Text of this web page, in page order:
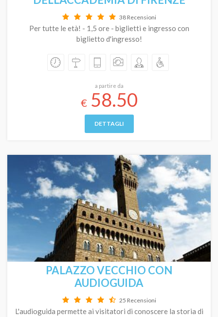
38 Recensioni
Per tutte le età! - 1,5 ore - biglietti e ingresso con
biglietto d'ingresso!
a partire da
€58.50
DETTAGLI
PALAZZO VECCHIO CON
AUDIOGUIDA
25 Recensioni
L'audioguida permette ai visitatori di conoscere la storia di